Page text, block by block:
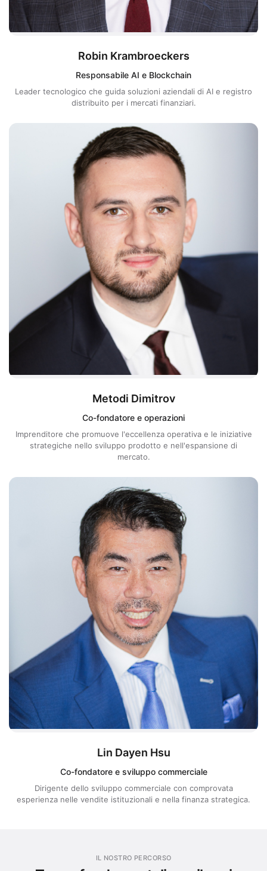
Robin Krambroeckers
Responsabile AI e Blockchain
Leader tecnologico che guida soluzioni aziendali di AI e registro
distribuito per i mercati finanziari.
Metodi Dimitrov
Co-fondatore e operazioni
Imprenditore che promuove l'eccellenza operativa e le iniziative
strategiche nello sviluppo prodotto e nell'espansione di
mercato.
Lin Dayen Hsu
Co-fondatore e sviluppo commerciale
Dirigente dello sviluppo commerciale con comprovata
esperienza nelle vendite istituzionali e nella finanza strategica.
IL NOSTRO PERCORSO